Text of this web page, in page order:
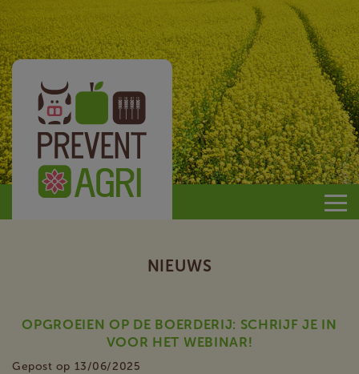
Prevent
NIEUWS
OPGROEIEN OP DE BOERDERIJ: SCHRIJF JE IN
VOOR HET WEBINAR!
Gepost op 13/06/2025